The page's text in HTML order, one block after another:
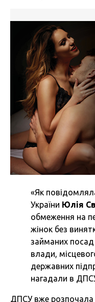
«Як
України Юлія
обмеження на
жінок без
займаних
влади,
державних
нагадали в
ДПСУ вже розпочала